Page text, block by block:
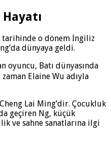
tarihinde o dönem İngiliz
dünyaya geldi.
oyuncu, Batı dünyasında
Elaine Wu adıyla
Lai Ming’dir. Çocukluk
geçiren Ng, küçük
ve sahne sanatlarına ilgi